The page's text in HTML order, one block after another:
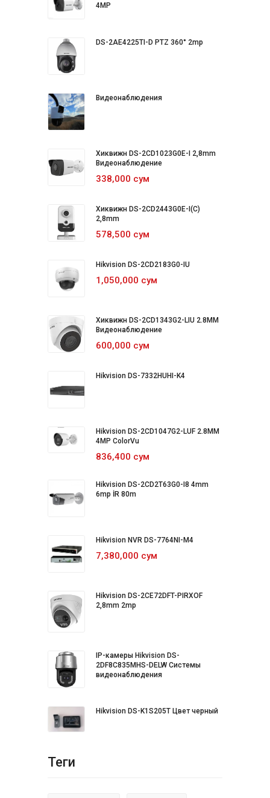
4MP
DS-2AE4225TI-D PTZ 360° 2mp
Видеонаблюдения
Хиквижн DS-2CD1023G0E-I 2,8mm
Видеонаблюдение
338,000 сум
Хиквижн DS-2CD2443G0E-I(C)
2,8mm
578,500 сум
Hikvision DS-2CD2183G0-IU
1,050,000 сум
Хиквижн DS-2CD1343G2-LIU 2.8MM
Видеонаблюдение
600,000 сум
Hikvision DS-7332HUHI-K4
Hikvision DS-2CD1047G2-LUF 2.8MM
4MP ColorVu
836,400 сум
Hikvision DS-2CD2T63G0-I8 4mm
6mp İR 80m
Hikvision NVR DS-7764NI-M4
7,380,000 сум
Hikvision DS-2CE72DFT-PIRXOF
2,8mm 2mp
IP-камеры Hikvision DS-
2DF8C835MHS-DELW Системы
видеонаблюдения
Hikvision DS-K1S205T Цвет черный
Теги